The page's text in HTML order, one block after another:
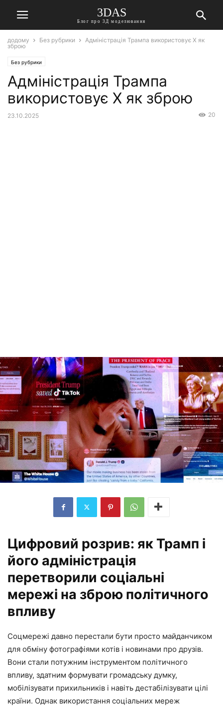
3DAS
Блог про 3Д моделювання
додому Без рубрики
Адміністрація Трампа використовує X як
зброю
Без рубрики
Адміністрація Трампа
використовує X як зброю
23.10.2025 20
Цифровий розрив: як Трамп і
його адміністрація
перетворили соціальні
мережі на зброю політичного
впливу
Соцмережі давно перестали бути просто майданчиком
для обміну фотографіями котів і новинами про друзів.
Вони стали потужним інструментом політичного
впливу, здатним формувати громадську думку,
мобілізувати прихильників і навіть дестабілізувати цілі
країни. Однак використання соціальних мереж